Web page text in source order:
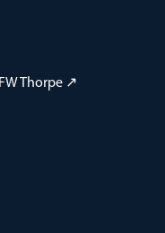
Thorpe ↗